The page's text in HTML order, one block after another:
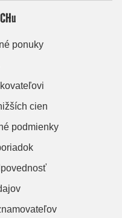
ponuky
cien
podmienky